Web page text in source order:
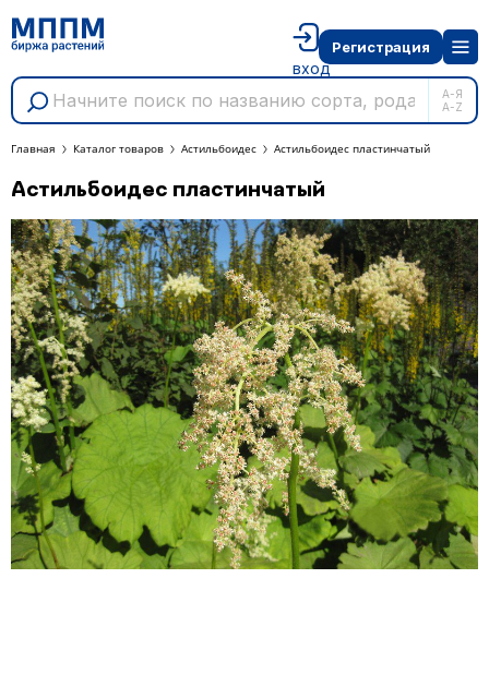
А-Я
A-Z
вход
Регистрация
Главная Каталог товаров Астильбоидес Астильбоидес пластинчатый
Астильбоидес пластинчатый